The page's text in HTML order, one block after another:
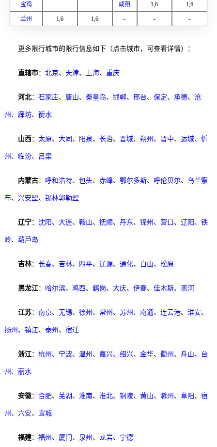
宝鸡 咸阳 1,6 1,6
兰州 1,6 1,6 - - -
更多限行城市的限行信息如下（点击城市，可查看详情）：
直辖市： 北京、 天津、 上海、 重庆
河北： 石家庄、 唐山、 秦皇岛、 邯郸、 邢台、 保定、 承德、 沧
州 、 廊坊、 衡水
山西： 太原、 大同 、 阳泉、 长治、 晋城、 朔州 、 晋中、 运城、 忻
州 、 临汾、 吕梁
内蒙古： 呼和浩特、 包头、 赤峰、 鄂尔多斯、 呼伦贝尔、 乌兰察
布、 兴安盟、 锡林郭勒盟
辽宁： 沈阳 、 大连、 鞍山、 抚顺、 丹东、 锦州 、 营口、 辽阳 、 铁
岭、 葫芦岛
吉林： 长春、 吉林、 四平、 辽源、 通化、 白山、 松原
黑龙江： 哈尔滨、 鸡西、 鹤岗、 大庆、 伊春、 佳木斯、 黑河
江苏： 南京、 无锡、 徐州 、 常州 、 苏州 、 南通、 连云港、 淮安、
扬州 、 镇江、 泰州 、 宿迁
浙江： 杭州 、 宁波、 温州 、 嘉兴、 绍兴、 金华、 衢州 、 舟山、 台
州 、 丽水
安徽： 合肥、 芜湖 、 淮南、 淮北、 铜陵、 黄山、 滁州 、 阜阳 、 宿
州 、 六安、 宣城
福建： 福州 、 厦门 、 泉州 、 龙岩、 宁德